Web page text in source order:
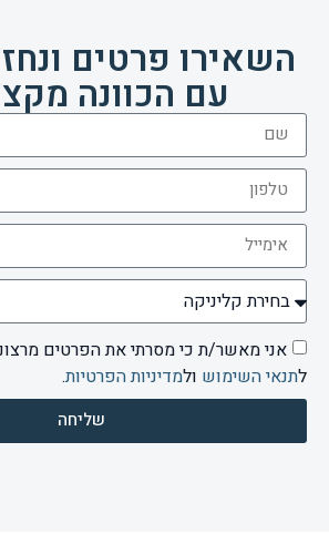
השאירו פרטים
עם הכוונה
אני מאשר/ת כי מסרתי את הפרטים
לתנאי השימוש ולמדיניות הפרטיות.
שליחה